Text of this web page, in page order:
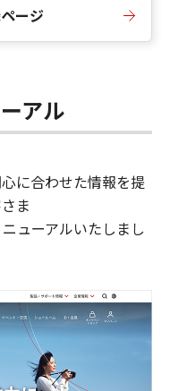
ージ
アル
に合わせた情報を提
ま
ューアルいたしまし